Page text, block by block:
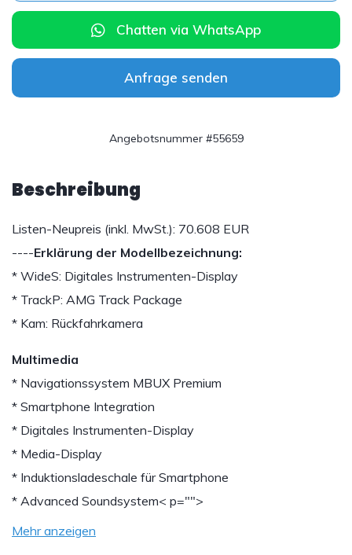
Chatten via WhatsApp
Anfrage senden
Angebotsnummer #55659
Beschreibung
Listen-Neupreis (inkl. MwSt.): 70.608 EUR
----Erklärung der Modellbezeichnung:
* WideS: Digitales Instrumenten-Display
* TrackP: AMG Track Package
* Kam: Rückfahrkamera
Multimedia
* Navigationssystem MBUX Premium
* Smartphone Integration
* Digitales Instrumenten-Display
* Media-Display
* Induktionsladeschale für Smartphone
* Advanced Soundsystem< p="">
Mehr anzeigen